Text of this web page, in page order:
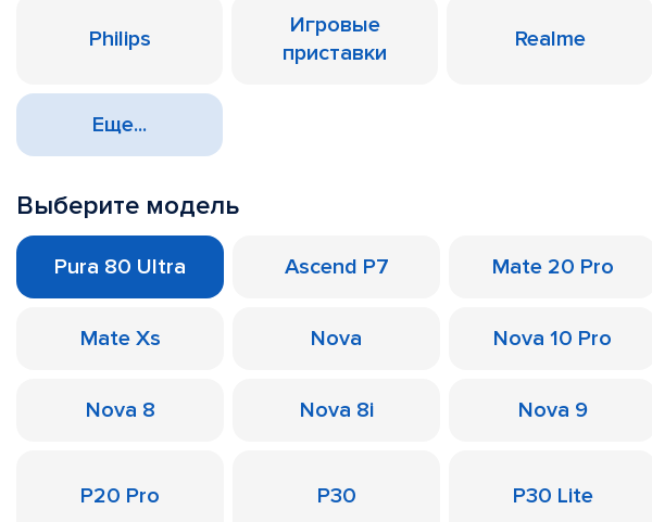
Philips
Игровые
приставки
Realme
Еще...
Выберите модель
Pura 80 Ultra Ascend P7 Mate 20 Pro
Mate Xs Nova Nova 10 Pro
Nova 8 Nova 8i Nova 9
P20 Pro P30 P30 Lite